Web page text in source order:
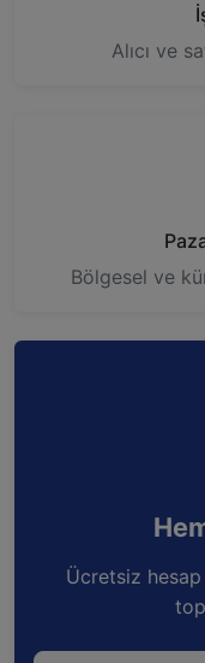
Alıcı ve
Bölgesel ve
Ücretsiz